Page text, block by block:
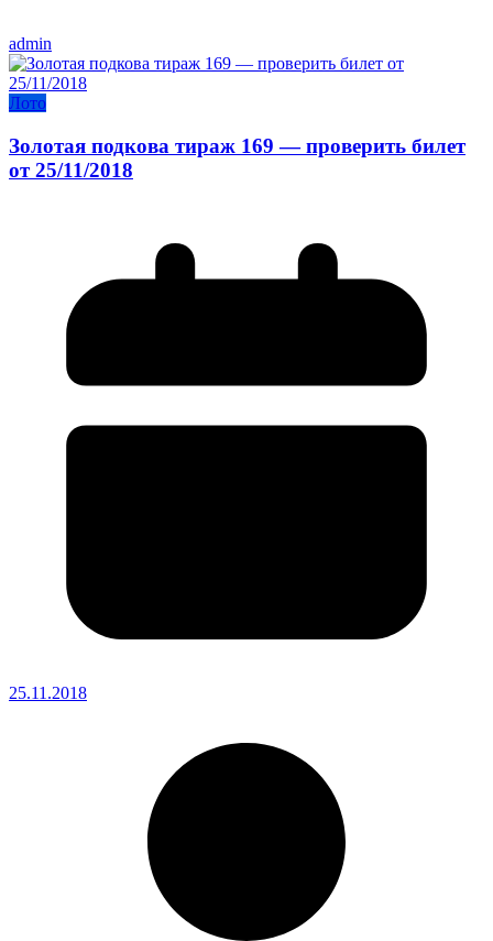
admin
Лото
Золотая подкова тираж 169 — проверить билет
от 25/11/2018
25.11.2018